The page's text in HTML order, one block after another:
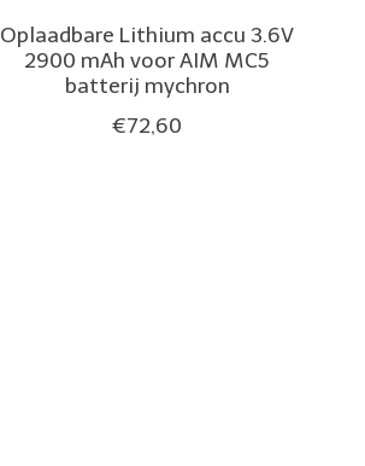
Oplaadbare Lithium accu 3.6V
2900 mAh voor AIM MC5
batterij mychron
€72,60